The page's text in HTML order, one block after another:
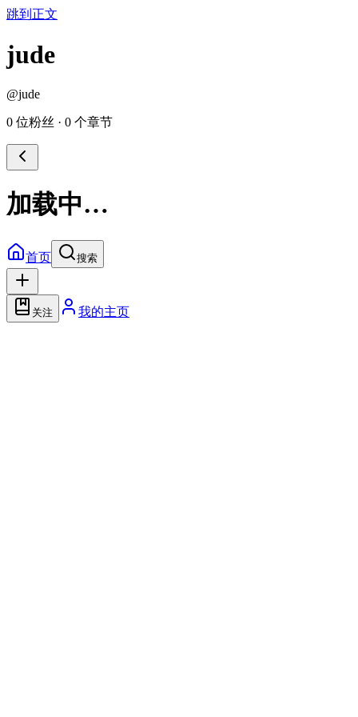
跳到正文
jude
@jude
0 位粉丝 · 0 个章节
加载中…
首页 搜索
关注 我的主页